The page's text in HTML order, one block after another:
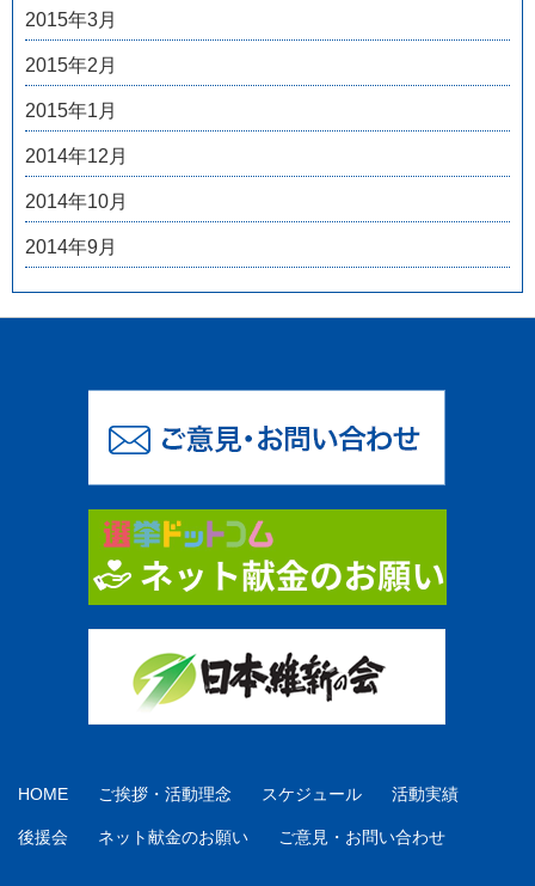
2015年3月
2015年2月
2015年1月
2014年12月
2014年10月
2014年9月
HOME ご挨拶・活動理念 スケジュール 活動実績
後援会 ネット献金のお願い ご意見・お問い合わせ